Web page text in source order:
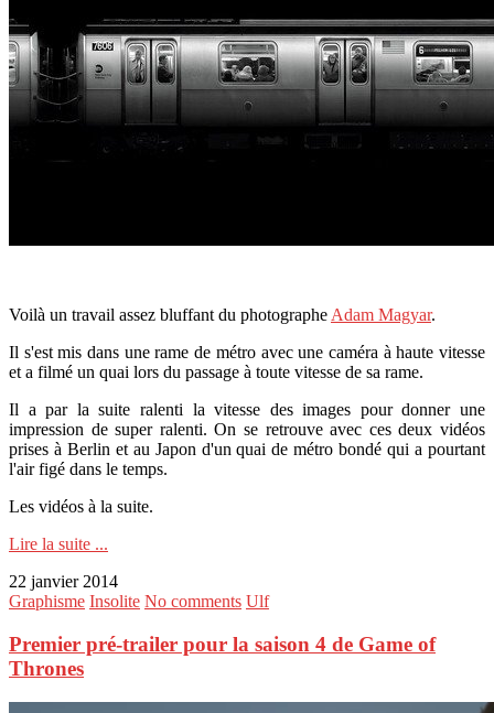
Voilà un travail assez bluffant du photographe Adam Magyar.
Il s'est mis dans une rame de métro avec une caméra à haute vitesse
et a filmé un quai lors du passage à toute vitesse de sa rame.
Il a par la suite ralenti la vitesse des images pour donner une
impression de super ralenti. On se retrouve avec ces deux vidéos
prises à Berlin et au Japon d'un quai de métro bondé qui a pourtant
l'air figé dans le temps.
Les vidéos à la suite.
Lire la suite ...
22 janvier 2014
Graphisme Insolite No comments Ulf
Premier pré-trailer pour la saison 4 de Game of
Thrones